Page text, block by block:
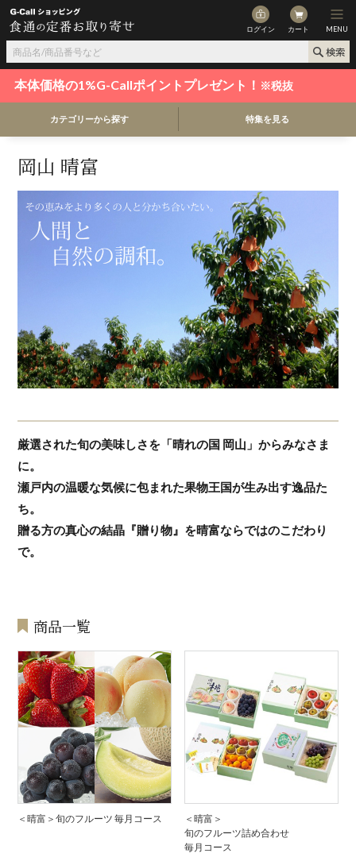
ログイン カート MENU
本体価格の1%G-Callポイントプレゼント！ ※税抜
カテゴリーから探す 特集を見る
岡山 晴富
厳選された旬の美味しさを「晴れの国 岡山」からみなさま
に。
瀬戸内の温暖な気候に包まれた果物王国が生み出す逸品た
ち。
贈る方の真心の結晶『贈り物』を晴富ならではのこだわり
で。
商品一覧
＜晴富＞旬のフルーツ 毎月コース
＜晴富＞
旬のフルーツ詰め合わせ
毎月コース